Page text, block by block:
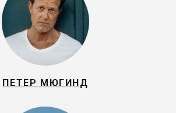
ПЕТЕР МЮГИНД